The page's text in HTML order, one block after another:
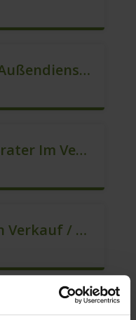
Kundenberater Im Außendienst – Lokalvertrieb (m/w/d)
Quereinsteiger / Berater Im Vertrieb – Ab Sofort (m/w/d)
Mitarbeiter Für Den Verkauf / Quereinsteiger (m/w/d)
(m/w/d)